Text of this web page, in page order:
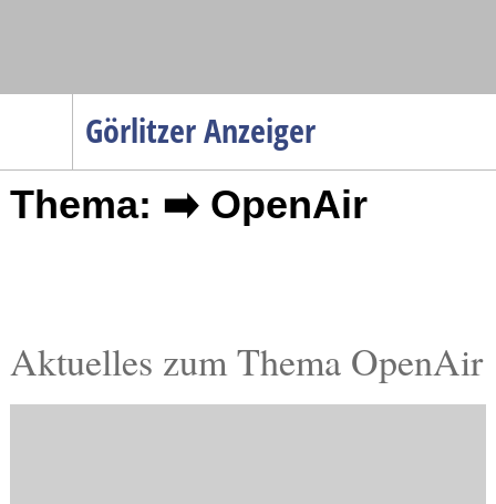
Görlitzer Anzeiger
Menüpunkte
Startseite
Verkehr
Thema: ➡️ OpenAir
Aktuelles zum Thema OpenAir